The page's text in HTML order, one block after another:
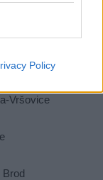
Policy
Středočeským
partnery:
u Prahy
Vršovice